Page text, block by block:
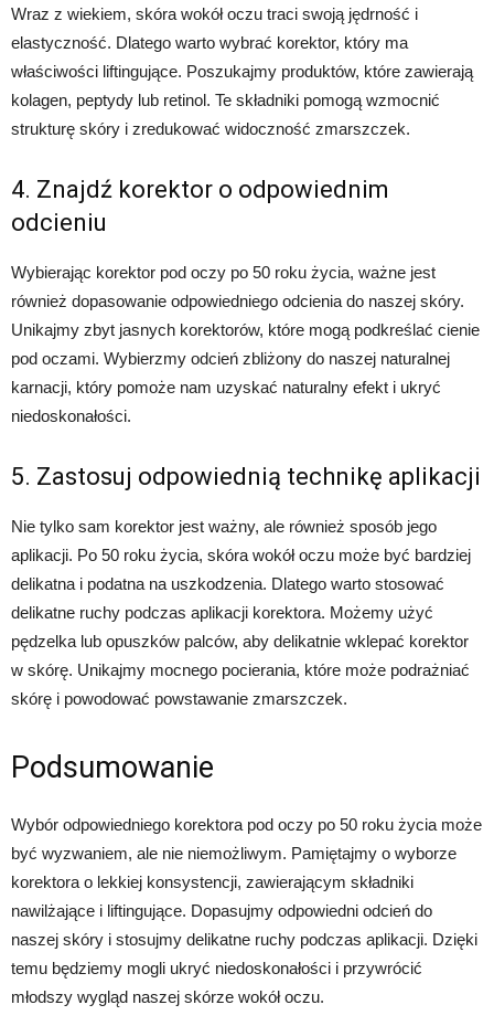
Wraz z wiekiem, skóra wokół oczu traci swoją jędrność i
elastyczność. Dlatego warto wybrać korektor, który ma
właściwości liftingujące. Poszukajmy produktów, które zawierają
kolagen, peptydy lub retinol. Te składniki pomogą wzmocnić
strukturę skóry i zredukować widoczność zmarszczek.
4. Znajdź korektor o odpowiednim
odcieniu
Wybierając korektor pod oczy po 50 roku życia, ważne jest
również dopasowanie odpowiedniego odcienia do naszej skóry.
Unikajmy zbyt jasnych korektorów, które mogą podkreślać cienie
pod oczami. Wybierzmy odcień zbliżony do naszej naturalnej
karnacji, który pomoże nam uzyskać naturalny efekt i ukryć
niedoskonałości.
5. Zastosuj odpowiednią technikę aplikacji
Nie tylko sam korektor jest ważny, ale również sposób jego
aplikacji. Po 50 roku życia, skóra wokół oczu może być bardziej
delikatna i podatna na uszkodzenia. Dlatego warto stosować
delikatne ruchy podczas aplikacji korektora. Możemy użyć
pędzelka lub opuszków palców, aby delikatnie wklepać korektor
w skórę. Unikajmy mocnego pocierania, które może podrażniać
skórę i powodować powstawanie zmarszczek.
Podsumowanie
Wybór odpowiedniego korektora pod oczy po 50 roku życia może
być wyzwaniem, ale nie niemożliwym. Pamiętajmy o wyborze
korektora o lekkiej konsystencji, zawierającym składniki
nawilżające i liftingujące. Dopasujmy odpowiedni odcień do
naszej skóry i stosujmy delikatne ruchy podczas aplikacji. Dzięki
temu będziemy mogli ukryć niedoskonałości i przywrócić
młodszy wygląd naszej skórze wokół oczu.